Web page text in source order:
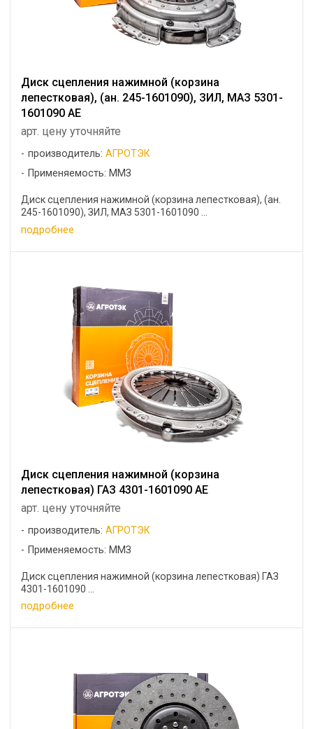
Диск сцепления нажимной (корзина
лепестковая), (ан. 245-1601090), ЗИЛ, МАЗ 5301-
1601090 АЕ
арт. цену уточняйте
производитель:АГРОТЭК
Применяемость: ММЗ
Диск сцепления нажимной (корзина лепестковая), (ан.
245-1601090), ЗИЛ, МАЗ 5301-1601090 ...
подробнее
Диск сцепления нажимной (корзина
лепестковая) ГАЗ 4301-1601090 АЕ
арт. цену уточняйте
производитель:АГРОТЭК
Применяемость: ММЗ
Диск сцепления нажимной (корзина лепестковая) ГАЗ
4301-1601090 ...
подробнее